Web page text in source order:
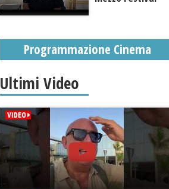
Programmazione Cinema
Ultimi Video